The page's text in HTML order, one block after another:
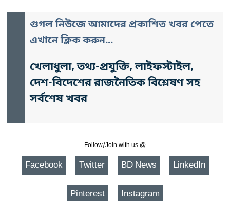
গুগল নিউজে আমাদের প্রকাশিত খবর পেতে
এখানে ক্লিক করুন...
খেলাধুলা, তথ্য-প্রযুক্তি, লাইফস্টাইল,
দেশ-বিদেশের রাজনৈতিক বিশ্লেষণ সহ
সর্বশেষ খবর
Follow/Join with us @
Facebook Twitter BD News LinkedIn
Pinterest Instagram